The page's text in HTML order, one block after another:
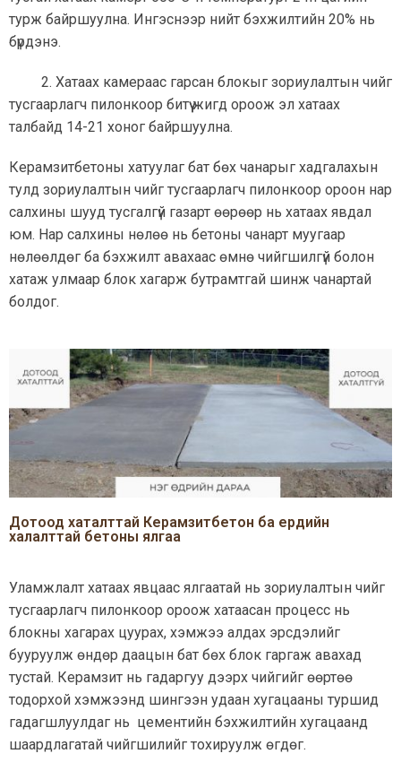
турж байршуулна. Ингэснээр нийт бэхжилтийн 20% нь
бүрдэнэ.
2. Хатаах камераас гарсан блокыг зориулалтын чийг
тусгаарлагч пилонкоор битүү жигд ороож эл хатаах
талбайд 14-21 хоног байршуулна.
Керамзитбетоны хатуулаг бат бөх чанарыг хадгалахын
тулд зориулалтын чийг тусгаарлагч пилонкоор ороон нар
салхины шууд тусгалгүй газарт өөрөөр нь хатаах явдал
юм. Нар салхины нөлөө нь бетоны чанарт муугаар
нөлөөлдөг ба бэхжилт авахаас өмнө чийгшилгүй болон
хатаж улмаар блок хагарж бутрамтгай шинж чанартай
болдог.
Дотоод хаталттай Керамзитбетон ба ердийн
халалттай бетоны ялгаа
Уламжлалт хатаах явцаас ялгаатай нь зориулалтын чийг
тусгаарлагч пилонкоор ороож хатаасан процесс нь
блокны хагарах цуурах, хэмжээ алдах эрсдэлийг
бууруулж өндөр даацын бат бөх блок гаргаж авахад
тустай. Керамзит нь гадаргуу дээрх чийгийг өөртөө
тодорхой хэмжээнд шингээн удаан хугацааны туршид
гадагшлуулдаг нь цементийн бэхжилтийн хугацаанд
шаардлагатай чийгшилийг тохируулж өгдөг.